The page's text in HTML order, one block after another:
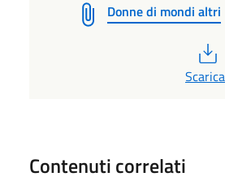
Donne di mondi altri
Scarica
Contenuti correlati